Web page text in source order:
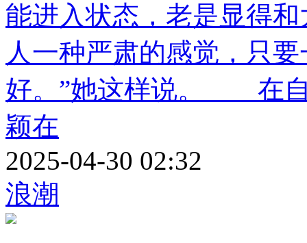
能进入状态，老是显得
人一种严肃的感觉，只
好。”她这样说。 在自
颖在
2025-04-30 02:32
浪潮